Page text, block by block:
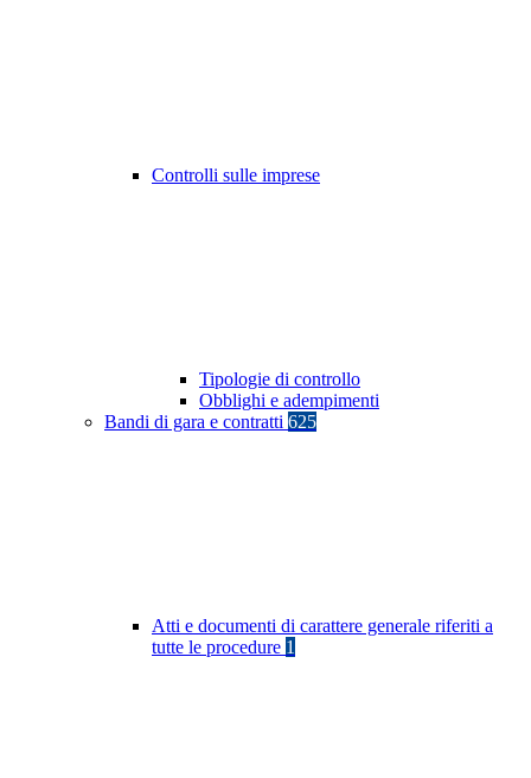
Controlli sulle imprese
Tipologie di controllo
Obblighi e adempimenti
Bandi di gara e contratti 625
Atti e documenti di carattere generale riferiti a
tutte le procedure 1